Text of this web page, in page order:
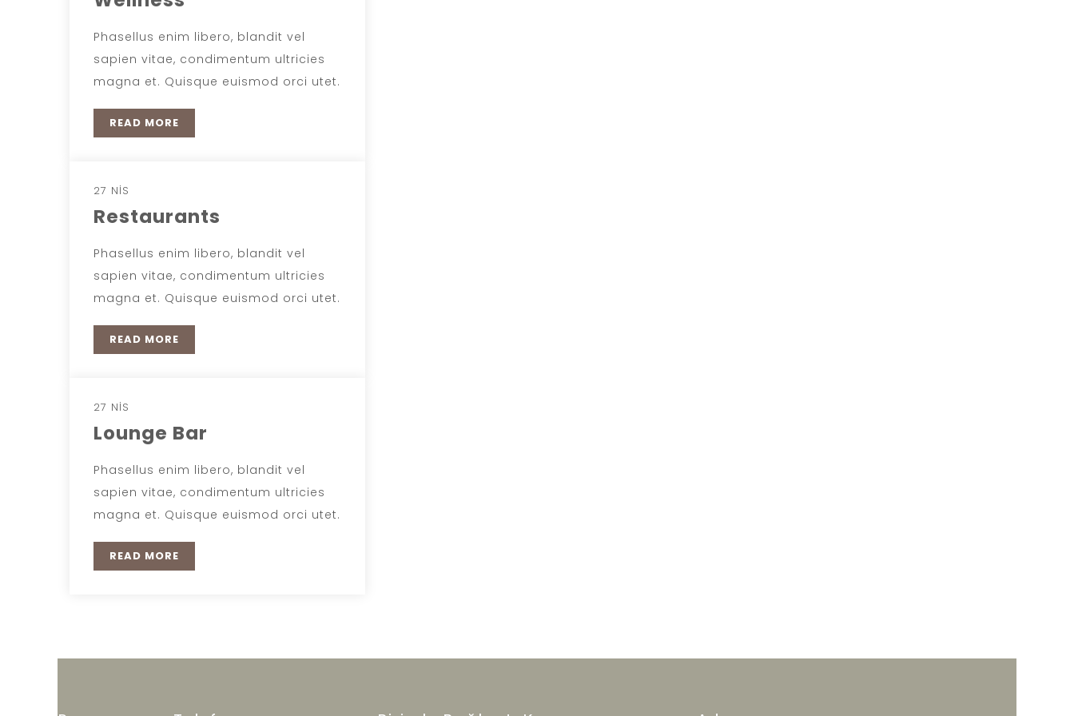
Phasellus enim libero, blandit vel
sapien vitae, condimentum ultricies
magna et. Quisque euismod orci utet.
READ MORE
27 NIS
Restaurants
Phasellus enim libero, blandit vel
sapien vitae, condimentum ultricies
magna et. Quisque euismod orci utet.
READ MORE
27 NIS
Lounge Bar
Phasellus enim libero, blandit vel
sapien vitae, condimentum ultricies
magna et. Quisque euismod orci utet.
READ MORE